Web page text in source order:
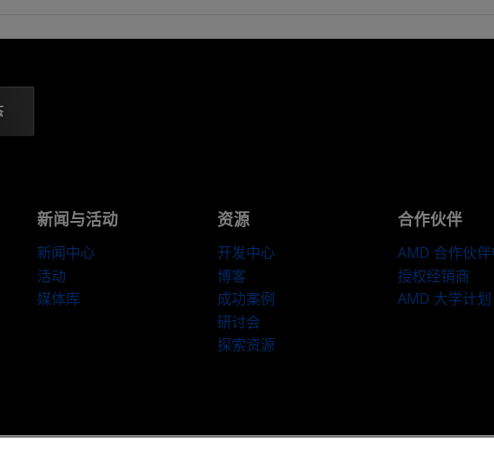
新闻与活动
新闻中心
活动
媒体库
资源
开发中心
博客
成功案例
研讨会
探索资源
合作伙伴
AMD 合作伙
授权经销商
AMD 大学计划